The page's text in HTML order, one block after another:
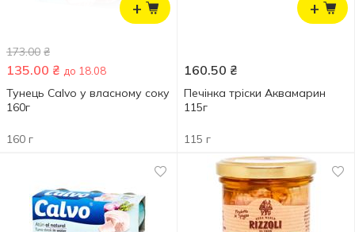
+
173.00 ₴
135.00 ₴ до 18.08
Тунець Calvo у власному соку
160г
160 г
+
160.50 ₴
Печінка тріски Аквамарин
115г
115 г